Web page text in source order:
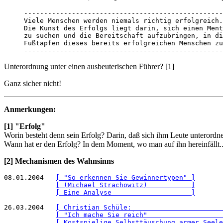
Viele Menschen werden niemals richtig erfolgreich.
Die Kunst des Erfolgs liegt darin, sich einen
zu suchen und die Bereitschaft aufzubringen, in
Fußtapfen dieses bereits erfolgreichen Menschen
Unterordnung unter einen ausbeuterischen Führer? [1]
Ganz sicher nicht!
Anmerkungen:
[1] "Erfolg"
Worin besteht denn sein Erfolg? Darin, daß sich ihm Leute
Wann hat er den Erfolg? In dem Moment, wo man auf ihn
[2] Mechanismen des Wahnsinns
08.01.2004
[ "So erkennen Sie Gewinnertypen" ]
[ (Michael Strachowitz)           ]
[ Eine Analyse                    ]
26.03.2004
[ Christian Schüle:
[ "Ich mache Sie reich"